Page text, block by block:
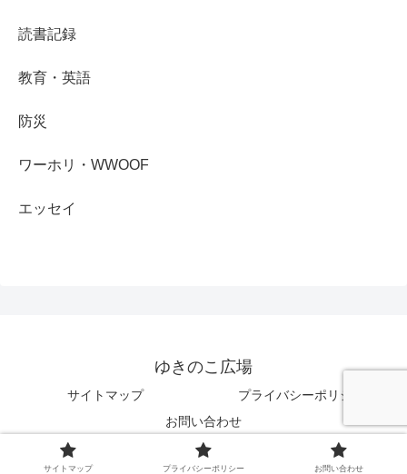
読書記録
教育・英語
防災
ワーホリ・WWOOF
エッセイ
ゆきのこ広場
サイトマップ
プライバシーポリシー
お問い合わせ
Copyright © 2021-2026 ゆきのこ広場 All Rights Reserved.
サイトマップ プライバシーポリシー お問い合わせ